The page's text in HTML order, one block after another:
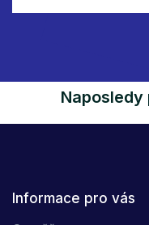
Informace pro vás